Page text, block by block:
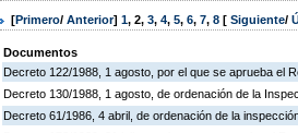
[Primero/ Anterior] 1, 2, 3, 4, 5, 6, 7, 8 [ Siguiente/
Documentos
Decreto 122/1988, 1 agosto, por el que se aprueba el
Decreto 130/1988, 1 agosto, de ordenación de la
Decreto 61/1986, 4 abril, de ordenación de la